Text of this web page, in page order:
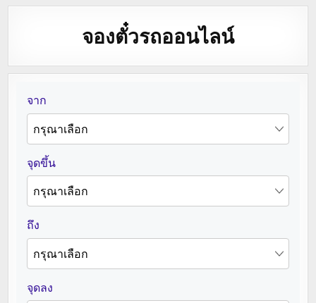
จองตั๋วรถออนไลน์